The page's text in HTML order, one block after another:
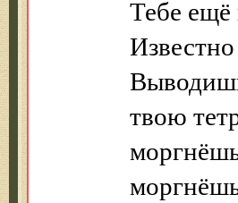
Тебе ещё
твою